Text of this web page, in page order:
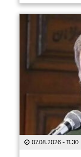
07.08.2026 - 11:30